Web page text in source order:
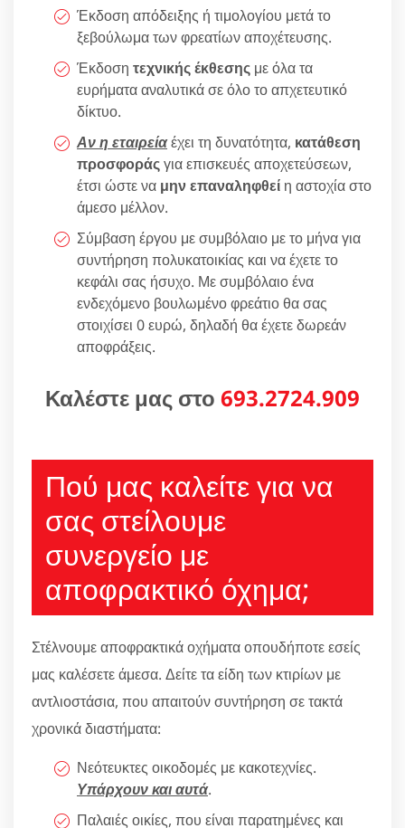
Έκδοση απόδειξης ή τιμολογίου μετά το
ξεβούλωμα των φρεατίων αποχέτευσης.
Έκδοση τεχνικής έκθεσης με όλα τα
ευρήματα αναλυτικά σε όλο το απχετευτικό
δίκτυο.
Αν η εταιρείαέχει τη δυνατότητα, κατάθεση
προσφοράςγια επισκευές αποχετεύσεων,
έτσι ώστε να μην επαναληφθεί η αστοχία στο
άμεσο μέλλον.
Σύμβαση έργου με συμβόλαιο με το μήνα για
συντήρηση πολυκατοικίας και να έχετε το
κεφάλι σας ήσυχο. Με συμβόλαιο ένα
ενδεχόμενο βουλωμένο φρεάτιο θα σας
στοιχίσει 0 ευρώ, δηλαδή θα έχετε δωρεάν
αποφράξεις.
Καλέστε μας στο 693.2724.909
Πού μας καλείτε για να
σας στείλουμε
συνεργείο με
αποφρακτικό όχημα;
Στέλνουμε αποφρακτικά οχήματα οπουδήποτε εσείς
μας καλέσετε άμεσα. Δείτε τα είδη των κτιρίων με
αντλιοστάσια, που απαιτούν συντήρηση σε τακτά
χρονικά διαστήματα:
Νεότευκτες οικοδομές με κακοτεχνίες.
Υπάρχουν και αυτά.
Παλαιές οικίες, που είναι παρατημένες και